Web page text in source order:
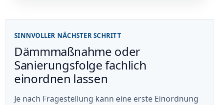
SINNVOLLER NÄCHSTER SCHRITT
Dämmmaßnahme oder
Sanierungsfolge fachlich
einordnen lassen
Je nach Fragestellung kann eine erste Einordnung